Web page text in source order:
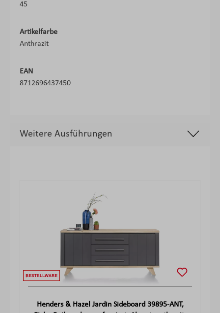
45
Artikelfarbe
Anthrazit
EAN
8712696437450
Weitere Ausführungen
Henders & Hazel Jardin Sideboard 39895-ANT,